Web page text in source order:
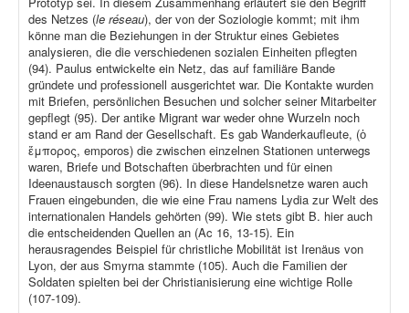
des Netzes (le réseau), der von der Soziologie kommt; mit ihm
könne man die Beziehungen in der Struktur eines Gebietes
analysieren, die die verschiedenen sozialen Einheiten pflegten
(94). Paulus entwickelte ein Netz, das auf familiäre Bande
gründete und professionell ausgerichtet war. Die Kontakte wurden
mit Briefen, persönlichen Besuchen und solcher seiner Mitarbeiter
gepflegt (95). Der antike Migrant war weder ohne Wurzeln noch
stand er am Rand der Gesellschaft. Es gab Wanderkaufleute, (ὁ
ἔμπορος, emporos) die zwischen einzelnen Stationen unterwegs
waren, Briefe und Botschaften überbrachten und für einen
Ideenaustausch sorgten (96). In diese Handelsnetze waren auch
Frauen eingebunden, die wie eine Frau namens Lydia zur Welt des
internationalen Handels gehörten (99). Wie stets gibt B. hier auch
die entscheidenden Quellen an (Ac 16, 13-15). Ein
herausragendes Beispiel für christliche Mobilität ist Irenäus von
Lyon, der aus Smyrna stammte (105). Auch die Familien der
Soldaten spielten bei der Christianisierung eine wichtige Rolle
(107-109).